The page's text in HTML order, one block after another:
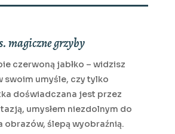
magiczne grzyby
czerwoną jabłko – widzisz
swoim umyśle, czy tylko
doświadczana jest przez
umysłem niezdolnym do
obrazów, ślepą wyobraźnią.